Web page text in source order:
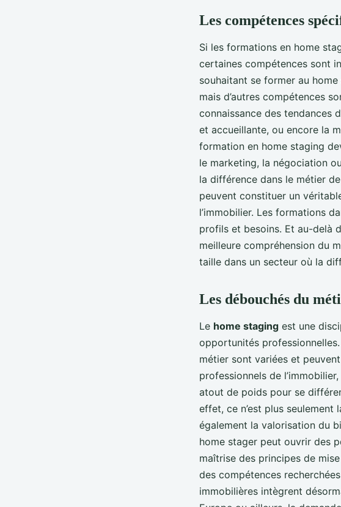
Les compétences
Si les formations en home
certaines compétences sont
souhaitant se former au
mais d’autres compétences
connaissance des tendances
et accueillante, ou encore la
formation en home staging
le marketing, la négociation
la différence dans le métier
peuvent constituer un
l’immobilier. Les formations
profils et besoins. Et au-delà
meilleure compréhension du
taille dans un secteur où la
Les débouchés du
Le home staging est une
opportunités
métier sont variées et
professionnels de
atout de poids pour se
effet, ce n’est plus
également la valorisation du
home stager peut ouvrir des
maîtrise des principes de
des compétences
immobilières intègrent